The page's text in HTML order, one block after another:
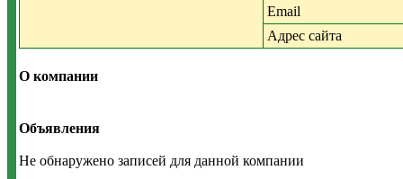
Email
Адрес сайта
О компании
Объявления
Не обнаружено записей для данной компании